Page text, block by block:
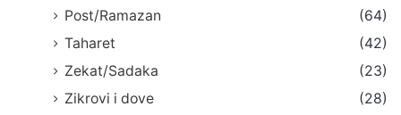
Post/Ramazan
(64)
Taharet
(42)
Zekat/Sadaka
(23)
Zikrovi i dove
(28)